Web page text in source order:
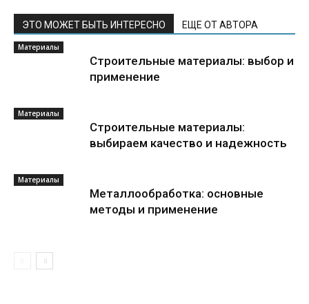
ЭТО МОЖЕТ БЫТЬ ИНТЕРЕСНО ЕЩЕ ОТ АВТОРА
Материалы
Строительные материалы: выбор и
применение
Материалы
Строительные материалы:
выбираем качество и надежность
Материалы
Металлообработка: основные
методы и применение